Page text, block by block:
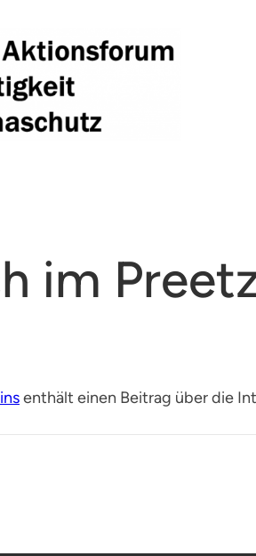
im
enthält einen Beitrag über die